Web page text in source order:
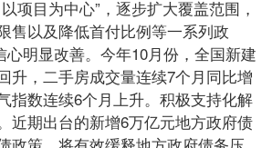
项目为中心”，逐步扩大覆盖范围，
售以及降低首付比例等一系列政
心明显改善。今年10月份，全国新建
升，二手房成交量连续7个月同比增
指数连续6个月上升。积极支持化解
近期出台的新增6万亿元地方政府债